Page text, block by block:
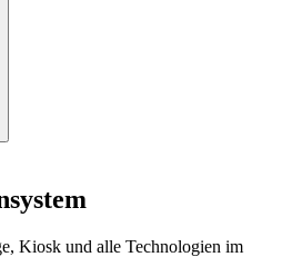
Kiosk und alle Technologien im